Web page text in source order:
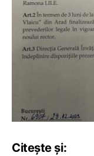
Citește și: